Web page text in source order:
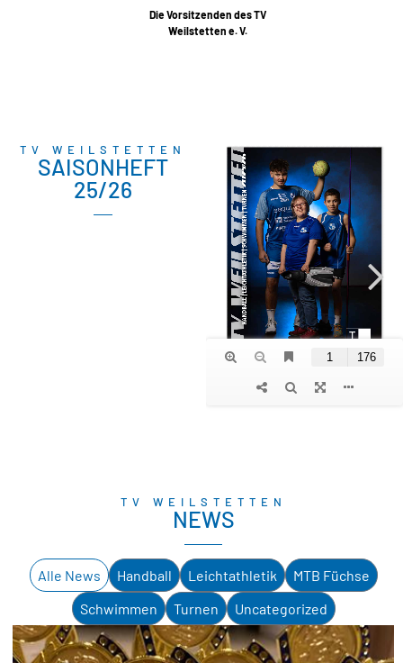
Die Vorsitzenden des TV
Weilstetten e. V.
TV WEILSTETTEN
SAISONHEFT
25/26
TV WEILSTETTEN
NEWS
Handball Leichtathletik
MTB Füchse
Schwimmen
Turnen Uncategorized
Alle News